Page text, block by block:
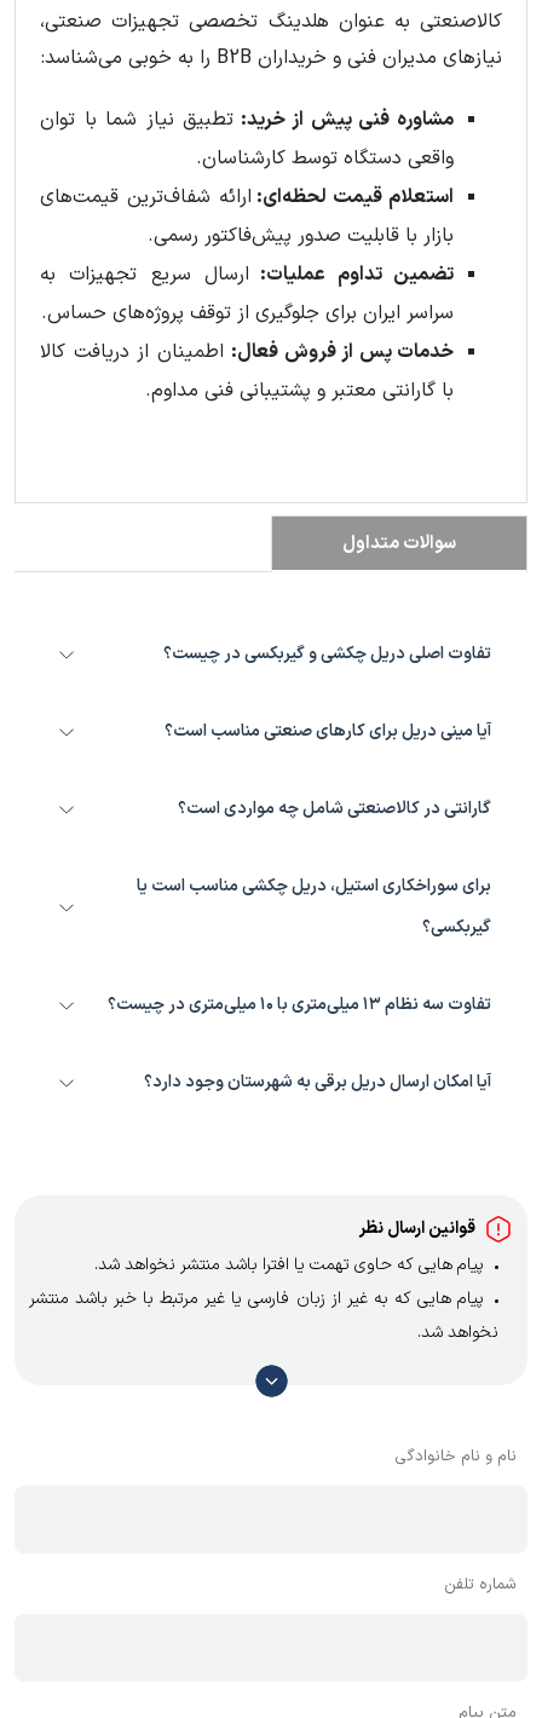
کالاصنعتی به عنوان هلدینگ تخصصی تجهیزات صنعتی،
نیازهای مدیران فنی و خریداران B2B را به خوبی می‌شناسد:
مشاوره فنی پیش از خرید: تطبیق نیاز شما با توان
واقعی دستگاه توسط کارشناسان.
استعلام قیمت لحظه‌ای: ارائه شفاف‌ترین قیمت‌های
بازار با قابلیت صدور پیش‌فاکتور رسمی.
تضمین تداوم عملیات: ارسال سریع تجهیزات به
سراسر ایران برای جلوگیری از توقف پروژه‌های حساس.
خدمات پس از فروش فعال: اطمینان از دریافت کالا
با گارانتی معتبر و پشتیبانی فنی مداوم.
سوالات متداول
تفاوت اصلی دریل چکشی و گیربکسی در چیست؟
دریل گیربکسی با تغییر نسبت دنده‌ها، قدرت چرخشی (گشتاور) را برای
سوراخکاری فلزات سخت افزایش می‌دهد.
آیا مینی دریل برای کارهای صنعتی مناسب است؟
مونتاژ بردها عالی هستند، اما برای تخریب یا نفوذ در فلزات ضخیم توصیه
نمی‌شوند.
گارانتی در کالاصنعتی شامل چه مواردی است؟
(بین ۶ تا ۲۴ ماه) هستند که شامل رفع عیوب ناشی از ساخت (مانند
آرمیچر و بالشتک) می‌شود.
برای سوراخکاری استیل، دریل چکشی مناسب است یا
گیربکسی؟
کنید. دریل‌های چکشی برای مصالح ساختمانی طراحی شده‌اند و سرعت
بالای آن‌ها باعث سوختن مته در فلز می‌شود.
تفاوت سه نظام ۱۳ میلی‌متری با ۱۰ میلی‌متری در چیست؟
دارد. دریل‌های ۱۳ معمولاً دارای موتورهای قدرتمندتری هستند و برای
کارهای صنعتی سنگین‌تر به کار می‌روند.
آیا امکان ارسال دریل برقی به شهرستان وجود دارد؟
قوانین ارسال نظر
پیام هایی که حاوی تهمت یا افترا باشد منتشر نخواهد شد.
پیام هایی که به غیر از زبان فارسی یا غیر مرتبط با خبر باشد منتشر
نخواهد شد.
با توجه به آن که امکان موافقت یا مخالفت با محتوای نظرات وجود
دارد، معمولا نظراتی که محتوای مشابه دارند، انتشار نمی‌یابند بنابراین
نام و نام خانوادگی
شماره تلفن
متن پیام